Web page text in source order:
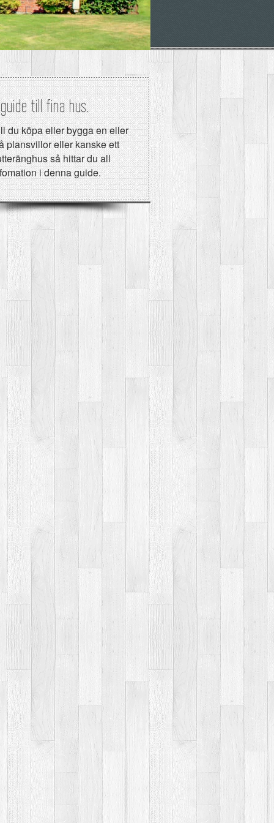
till fina hus.
du köpa eller bygga en eller
plansvillor eller kanske ett
så hittar du all
i denna guide.